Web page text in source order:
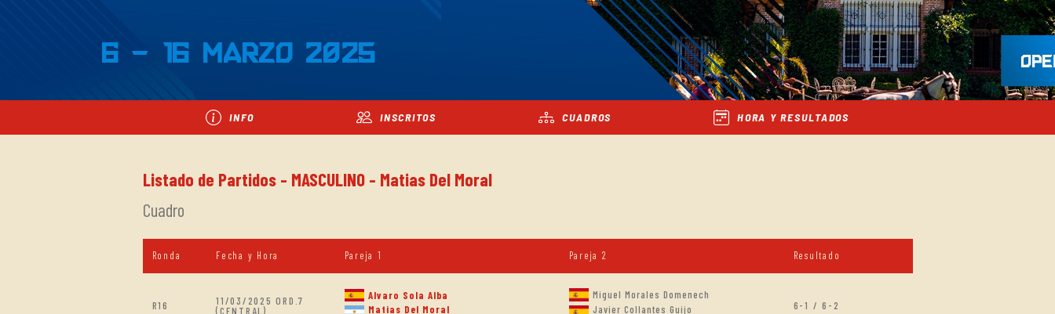
6 - 16 Marzo 2025
INFO INSCRITOS CUADROS HORA Y RESULTADOS
Listado de Partidos - MASCULINO - Matias Del Moral
Cuadro
Ronda Fecha y Hora Pareja 1 Pareja 2 Resultado
R16
11/03/2025 ORD.7
(CENTRAL)
Alvaro Sola Alba
Matias Del Moral
Miguel Morales Domenech
Javier Collantes Guijo
6-1 / 6-2